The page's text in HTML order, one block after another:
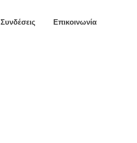
Συνδέσεις Επικοινωνία